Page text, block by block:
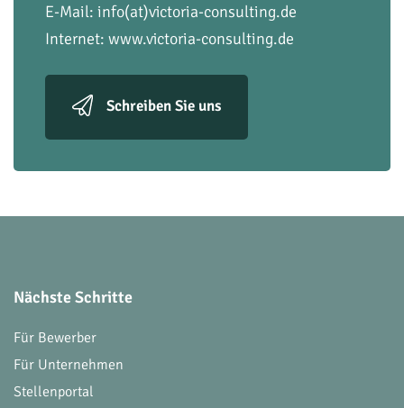
E-Mail: info(at)victoria-consulting.de
Internet: www.victoria-consulting.de
Schreiben Sie uns
Nächste Schritte
Für Bewerber
Für Unternehmen
Stellenportal